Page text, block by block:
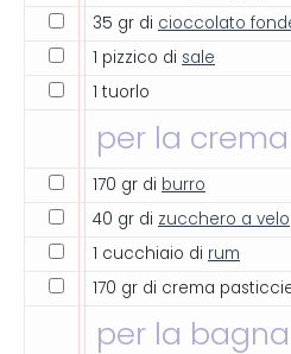
35 gr di cioccolato
1 pizzico di sale
1 tuorlo
per la
170 gr di burro
40 gr di zucchero a velo
1 cucchiaio di rum
170 gr di crema
per la bagna